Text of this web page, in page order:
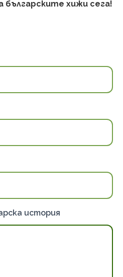
българските хижи сега!
история